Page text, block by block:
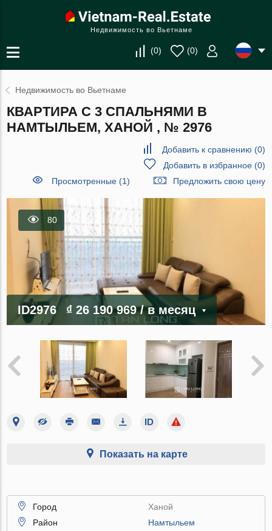
Недвижимость во Вьетнаме
(0) (0)
Недвижимость во Вьетнаме
КВАРТИРА С 3 СПАЛЬНЯМИ В
НАМТЫЛЬЕМ, ХАНОЙ , № 2976
Добавить к сравнению (0)
Добавить в избранное(0)
Просмотренные (1)
Предложить свою цену
80
ID2976 ₫ 26 190 969/ в месяц
Показать на карте
Город
Ханой
Район
Намтыльем